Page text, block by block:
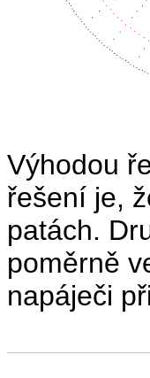
Výhodou
řešení je,
patách.
poměrně
napáječi